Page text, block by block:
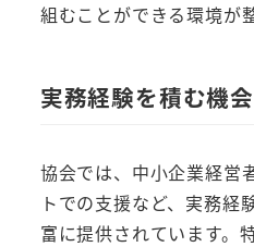
組むことができる環境が
実務経験を積む機
協会では、中小企業経営
トでの支援など、実務経
富に提供されています。